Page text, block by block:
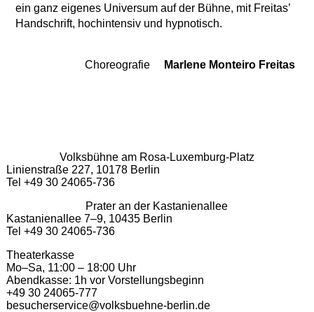
ein ganz eigenes Universum auf der Bühne, mit Freitas’
Handschrift, hochintensiv und hypnotisch.
Team
Choreografie Marlene Monteiro Freitas
Volksbühne am Rosa-Luxemburg-Platz
Linienstraße 227, 10178 Berlin
Tel +49 30 24065-736
Prater an der Kastanienallee
Kastanienallee 7–9, 10435 Berlin
Tel +49 30 24065-736
Theaterkasse
Mo–Sa, 11:00 – 18:00 Uhr
Abendkasse: 1h vor Vorstellungsbeginn
+49 30 24065-777
besucherservice@volksbuehne-berlin.de